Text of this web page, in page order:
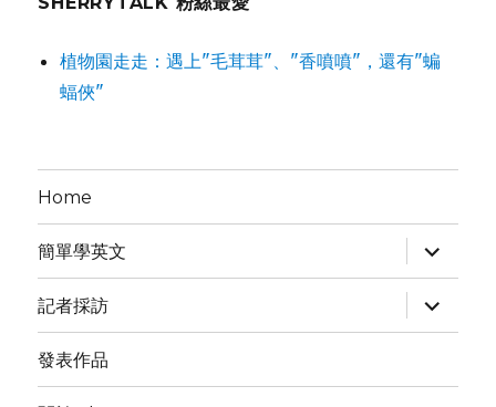
新
派
大
植物園走走：遇上"毛茸茸"、"香噴噴"，還有"蝙
蝠俠"
Home
簡單學英文
expand
child
menu
記者採訪
expand
child
menu
發表作品